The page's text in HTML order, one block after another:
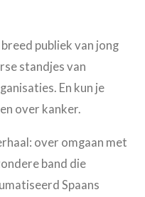
publiek van jong
standjes van
En kun je
over kanker.
over omgaan met
band die
Spaans